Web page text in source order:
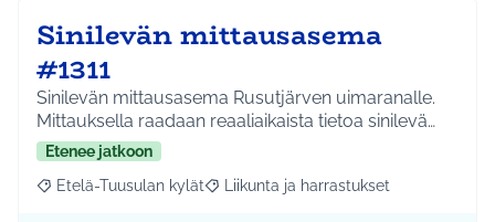
Sinilevän mittausasema
#1311
Sinilevän mittausasema Rusutjärven uimaranalle.
Mittauksella raadaan reaaliaikaista tietoa sinilevä…
Etenee jatkoon
Rajaa tulokset aihepiirin mukaan: Etelä-Tuusulan kylät
Etelä-Tuusulan kylät Rajaa tulokset teeman mukaan:
Liikunta ja harrastukset